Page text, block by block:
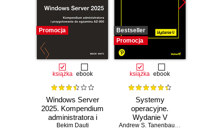
Promocja
książka ebook
Windows Server
2025. Kompendium
administratora i
przygotowanie do
Bekim Dauti
Bestseller
Promocja
książka ebook
Systemy
operacyjne.
Wydanie V
Andrew S. Tanenbaum,